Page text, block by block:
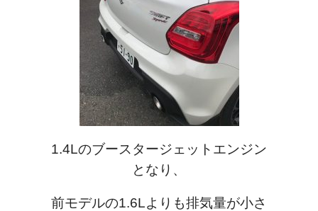
1.4Lのブースタージェットエンジン
となり、
前モデルの1.6Lよりも排気量が小さ